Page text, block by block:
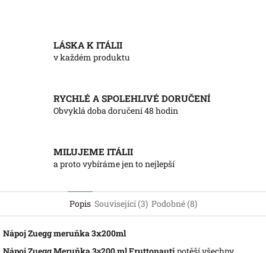
LÁSKA K ITÁLII
v každém produktu
RYCHLÉ A SPOLEHLIVÉ DORUČENÍ
Obvyklá doba doručení 48 hodin
MILUJEME ITÁLII
a proto vybíráme jen to nejlepší
Popis Související (3) Podobné (8)
Nápoj Zuegg meruňka 3x200ml